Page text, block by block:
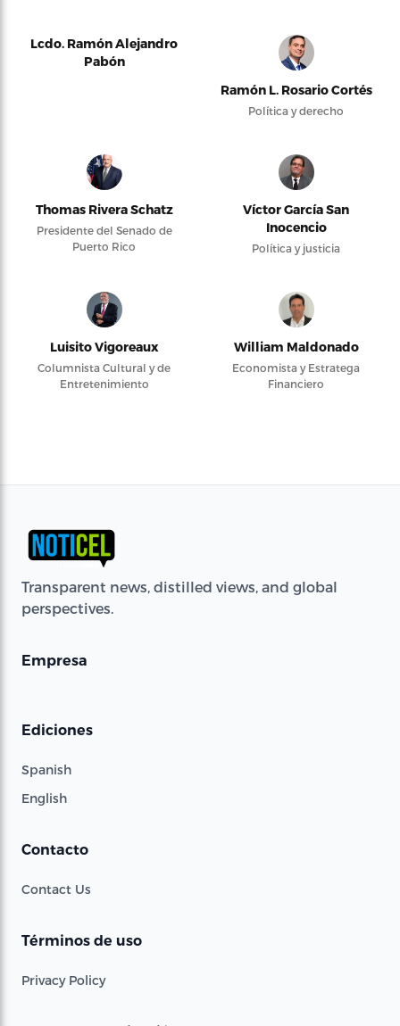
Lcdo. Ramón Alejandro
Pabón
Ramón L. Rosario Cortés
Política y derecho
Thomas Rivera Schatz
Presidente del Senado de
Puerto Rico
Víctor García San
Inocencio
Política y justicia
Luisito Vigoreaux
Columnista Cultural y de
Entretenimiento
William Maldonado
Economista y Estratega
Financiero
Transparent news, distilled views, and global
perspectives.
Empresa
Ediciones
Spanish
English
Contacto
Contact Us
Términos de uso
Privacy Policy